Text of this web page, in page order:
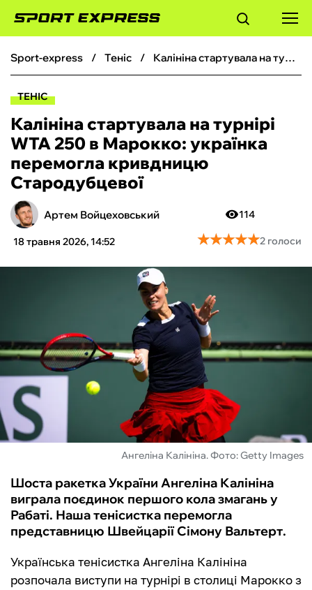
ФУТБОЛ
БОКС
ХОКЕЙ
ТЕНІС
КІБЕРСПОРТ
ФУТЗАЛ
ІНШІ
БУКМЕКЕРИ
sport-express теніс Калініна стартувала на турнірі WTA 250 в Марокко: українка перемогла кривдницю Стародубцевої
ТЕНІС
Калініна стартувала на турнірі
WTA 250 в Марокко: українка
перемогла кривдницю
Стародубцевої
Артем Войцеховський
18 травня 2026, 14:52
114
★★★★★
★★★★★2 голоси
Ангеліна Калініна. Фото: Getty Images
Шоста ракетка України Ангеліна Калініна
виграла поєдинок першого кола змагань у
Рабаті. Наша тенісистка перемогла
представницю Швейцарії Сімону Вальтерт.
Українська тенісистка Ангеліна Калініна
розпочала виступи на турнірі в столиці Марокко з